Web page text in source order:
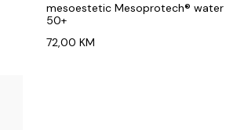
mesoestetic Mesoprotech® water
50+
72,00 KM